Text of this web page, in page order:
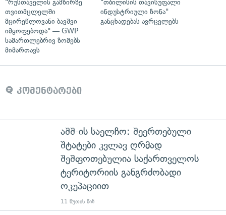
"რუსთაველის გამზირზე
თვითმცლელში
მცირეწლოვანი ბავშვი
იმყოფებოდა" — GWP
სამართლებრივ ზომებს
მიმართავს
"თბილისის თავისუფალი
ინდუსტრიული ზონა"
განცხადებას ავრცელებს
კომენტარები
აშშ-ის საელჩო: შეერთებული
შტატები კვლავ ღრმად
შეშფოთებულია საქართველოს
ტერიტორიის განგრძობადი
ოკუპაციით
11 წუთის წინ